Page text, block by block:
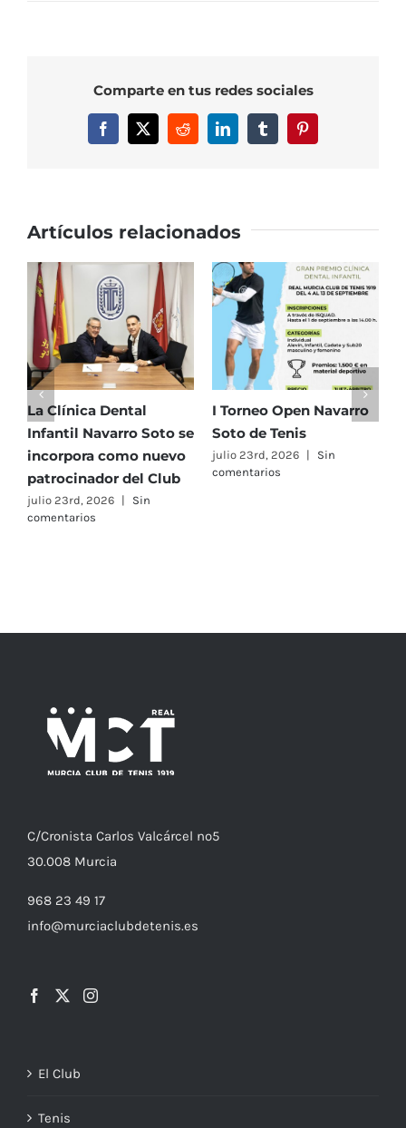
Comparte en tus redes sociales
Facebook
X RedditLinkedInTumblrPinterest
Artículos relacionados
La Clínica Dental
Infantil Navarro Soto se
incorpora como nuevo
patrocinador del Club
julio 23rd, 2026 |
Sin
comentarios
I Torneo Open Navarro
Soto de Tenis
julio 23rd, 2026 |
Sin
comentarios
C/Cronista Carlos Valcárcel nº5
30.008 Murcia
968 23 49 17
info@murciaclubdetenis.es
El Club
Tenis